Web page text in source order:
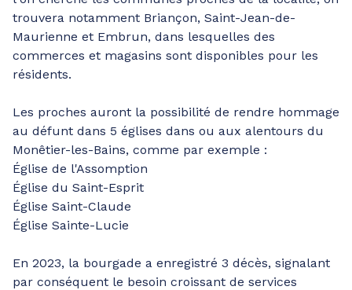
trouvera notamment Briançon, Saint-Jean-de-
Maurienne et Embrun, dans lesquelles des
commerces et magasins sont disponibles pour les
résidents.
Les proches auront la possibilité de rendre hommage
au défunt dans 5 églises dans ou aux alentours du
Monêtier-les-Bains, comme par exemple :
Église de l'Assomption
Église du Saint-Esprit
Église Saint-Claude
Église Sainte-Lucie
En 2023, la bourgade a enregistré 3 décès, signalant
par conséquent le besoin croissant de services